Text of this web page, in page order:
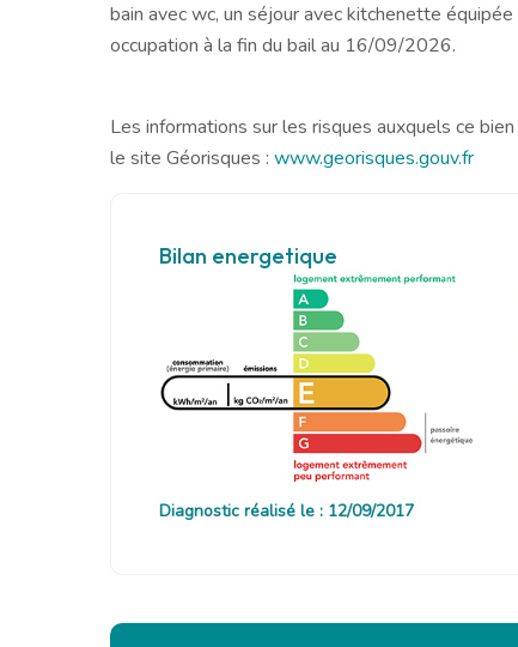
bain avec wc, un séjour avec kitchenette
occupation à la fin du bail au 16/09/2026.
Les informations sur les risques auxquels ce
le site Géorisques : www.georisques.gouv.fr
Bilan energetique
Diagnostic réalisé le : 12/09/2017